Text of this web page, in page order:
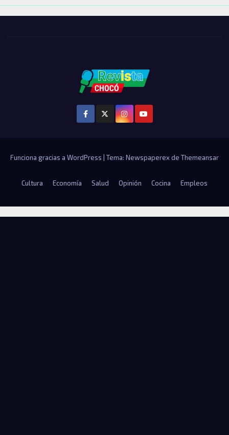
Funciona gracias a WordPress Tema: Newspaperex de Themeansar
Cultura Economía Salud Opinión Cocina Empleos